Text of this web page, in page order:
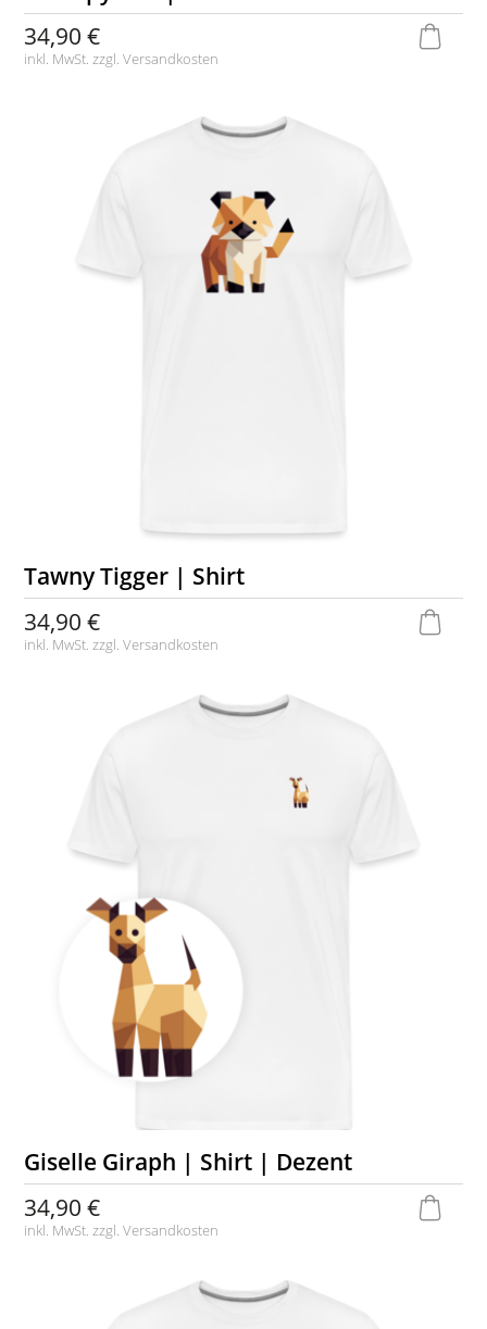
34,90 €
inkl. MwSt. zzgl.Versandkosten
Tawny Tigger | Shirt
34,90 €
inkl. MwSt. zzgl.Versandkosten
Giselle Giraph | Shirt | Dezent
34,90 €
inkl. MwSt. zzgl.Versandkosten